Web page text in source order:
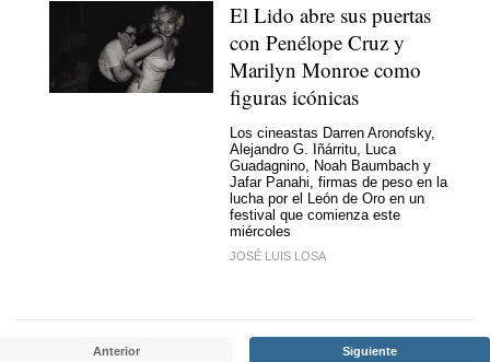
El Lido abre sus puertas
con Penélope Cruz y
Marilyn Monroe como
figuras icónicas
Los cineastas Darren Aronofsky,
Alejandro G. Iñárritu, Luca
Guadagnino, Noah Baumbach y
Jafar Panahi, firmas de peso en la
lucha por el León de Oro en un
festival que comienza este
miércoles
JOSÉ LUIS LOSA
Anterior Siguiente